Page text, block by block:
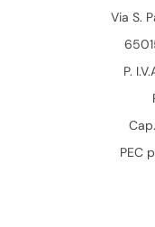
Via S.
P.
PEC